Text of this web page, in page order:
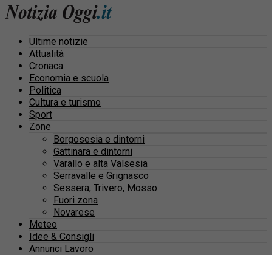
Ultime notizie
Attualità
Cronaca
Economia e scuola
Politica
Cultura e turismo
Sport
Zone
Borgosesia e dintorni
Gattinara e dintorni
Varallo e alta Valsesia
Serravalle e Grignasco
Sessera, Trivero, Mosso
Fuori zona
Novarese
Meteo
Idee & Consigli
Annunci Lavoro